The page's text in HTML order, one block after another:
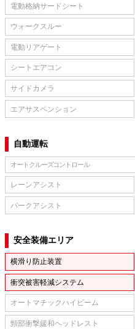
電動格納サードシート
ウォークスルー
電動リアゲート
シートエアコン
サイドカメラ
エアサスペンション
自動運転
オートクルーズコントロール
レーンアシスト
パークアシスト
安全装備エリア
横滑り防止装置
衝突被害軽減システム
オートマチックハイビーム
頸部衝撃緩和ヘッドレスト